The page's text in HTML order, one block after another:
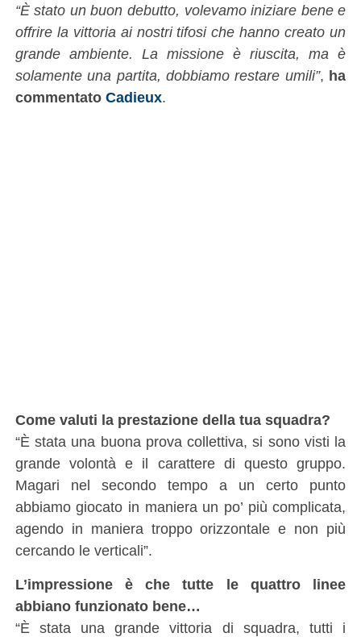
“È stato un buon debutto, volevamo iniziare bene e
offrire la vittoria ai nostri tifosi che hanno creato un
grande ambiente. La missione è riuscita, ma è
solamente una partita, dobbiamo restare umili”, ha
commentato Cadieux.
Come valuti la prestazione della tua squadra?
“È stata una buona prova collettiva, si sono visti la
grande volontà e il carattere di questo gruppo.
Magari nel secondo tempo a un certo punto
abbiamo giocato in maniera un po’ più complicata,
agendo in maniera troppo orizzontale e non più
cercando le verticali”.
L’impressione è che tutte le quattro linee
abbiano funzionato bene…
“È stata una grande vittoria di squadra, tutti i